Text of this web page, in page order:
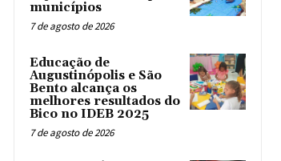
municípios
7 de agosto de 2026
Educação de
Augustinópolis e São
Bento alcança os
melhores resultados do
Bico no IDEB 2025
7 de agosto de 2026